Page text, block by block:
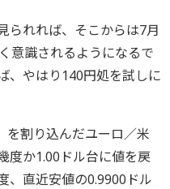
られれば、そこからは7月
意識されるようになるで
、やはり140円処を試しに
を割り込んだユーロ／米
度か1.00ドル台に値を戻
、直近安値の0.9900ドル